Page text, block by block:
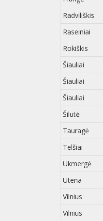
Radviliškis
Raseiniai
Rokiškis
Šiauliai
Šiauliai
Šiauliai
Šilutė
Tauragė
Telšiai
Ukmergė
Utena
Vilnius
Vilnius